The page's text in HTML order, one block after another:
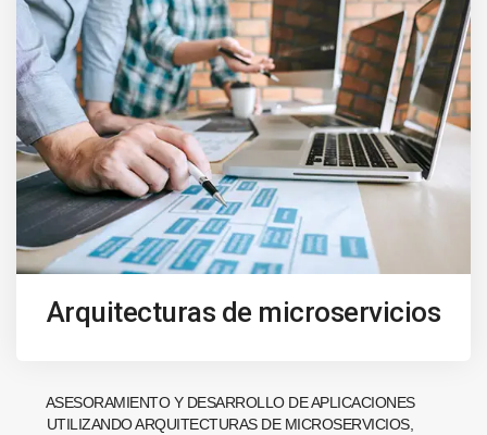
Arquitecturas de microservicios
ASESORAMIENTO Y DESARROLLO DE APLICACIONES
UTILIZANDO ARQUITECTURAS DE MICROSERVICIOS,